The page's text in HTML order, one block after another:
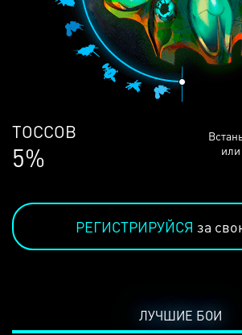
ЛЮДЕЙ
68%
РЕГИСТРИРУЙСЯ за
ЛУЧШИЕ БОИ